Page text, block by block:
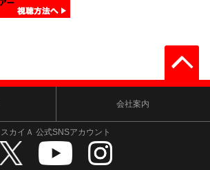
会社案内
スカイＡ 公式SNSアカウント